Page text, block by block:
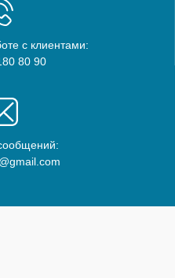
с клиентами:
80 90